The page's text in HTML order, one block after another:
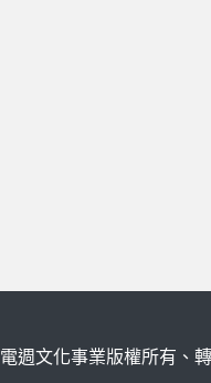
電週文化事業版權所有、